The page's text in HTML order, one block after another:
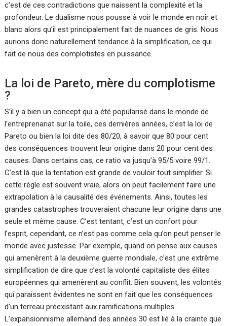
c’est de ces contradictions que naissent la complexité et la
profondeur. Le dualisme nous pousse à voir le monde en noir et
blanc alors qu’il est principalement fait de nuances de gris. Nous
aurions donc naturellement tendance à la simplification, ce qui
fait de nous des complotistes en puissance.
La loi de Pareto, mère du complotisme
?
S’il y a bien un concept qui a été popularisé dans le monde de
l’entreprenariat sur la toile, ces dernières années, c’est la loi de
Pareto ou bien la loi dite des 80/20, à savoir que 80 pour cent
des conséquences trouvent leur origine dans 20 pour cent des
causes. Dans certains cas, ce ratio va jusqu’à 95/5 voire 99/1.
C’est là que la tentation est grande de vouloir tout simplifier. Si
cette règle est souvent vraie, alors on peut facilement faire une
extrapolation à la causalité des événements. Ainsi, toutes les
grandes catastrophes trouveraient chacune leur origine dans une
seule et même cause. C’est tentant, c’est un confort pour
l’esprit, cependant, ce n’est pas comme cela qu’on peut penser le
monde avec justesse. Par exemple, quand on pense aux causes
qui amenèrent à la deuxième guerre mondiale, c’est une extrême
simplification de dire que c’est la volonté capitaliste des élites
européennes qui amenèrent au conflit. Bien souvent, les volontés
qui paraissent évidentes ne sont en fait que les conséquences
d’un terreau préexistant aux ramifications multiples.
L’expansionnisme allemand des années 30 est lié à la crainte que